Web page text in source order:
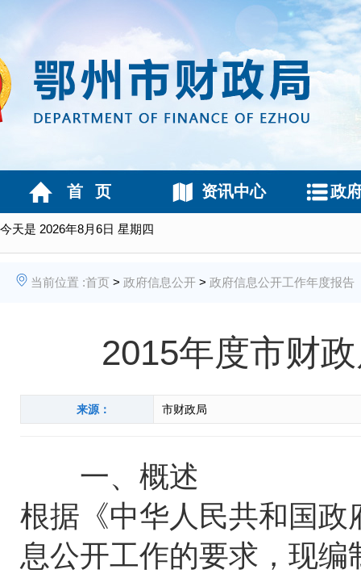
今天是 2026年8月6日 星期四
首 页 资讯中心 政
当前位置 :首页 > 政府信息公开 > 政府信息公开工作年度报告
2015年度市财
来源： 市财政局
一、概述
根据《中华人民共和国
息公开工作的要求，现